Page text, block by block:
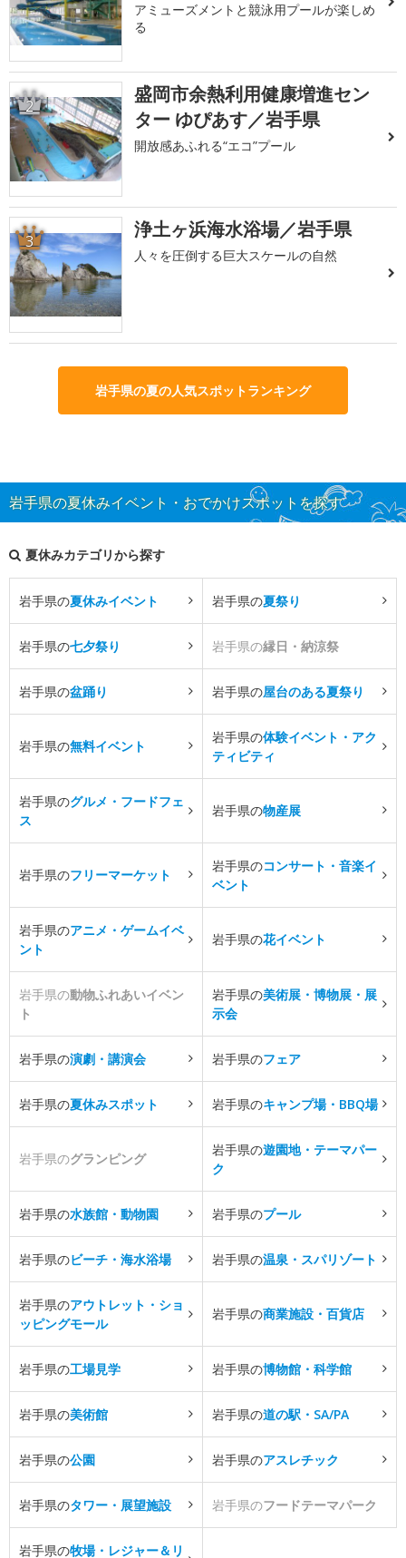
アミューズメントと競泳用プールが楽しめ
る
2
盛岡市余熱利用健康増進セン
ター ゆぴあす／岩手県
開放感あふれる“エコ”プール
3 浄土ヶ浜海水浴場／岩手県
人々を圧倒する巨大スケールの自然
岩手県の夏の人気スポットランキング
岩手県の夏休みイベント・おでかけスポットを探す
夏休みカテゴリから探す
岩手県の夏休みイベント 岩手県の夏祭り
岩手県の七夕祭り 岩手県の縁日・納涼祭
岩手県の盆踊り 岩手県の屋台のある夏祭り
岩手県の無料イベント
岩手県の体験イベント・アク
ティビティ
岩手県のグルメ・フードフェ
ス
岩手県の物産展
岩手県のフリーマーケット
岩手県のコンサート・音楽イ
ベント
岩手県のアニメ・ゲームイベ
ント
岩手県の花イベント
岩手県の動物ふれあいイベン
ト
岩手県の美術展・博物展・展
示会
岩手県の演劇・講演会 岩手県のフェア
岩手県の夏休みスポット 岩手県のキャンプ場・BBQ場
岩手県のグランピング
岩手県の遊園地・テーマパー
ク
岩手県の水族館・動物園 岩手県のプール
岩手県のビーチ・海水浴場 岩手県の温泉・スパリゾート
岩手県のアウトレット・ショ
ッピングモール
岩手県の商業施設・百貨店
岩手県の工場見学 岩手県の博物館・科学館
岩手県の美術館 岩手県の道の駅・SA/PA
岩手県の公園 岩手県のアスレチック
岩手県のタワー・展望施設 岩手県のフードテーマパーク
岩手県の牧場・レジャー＆リ